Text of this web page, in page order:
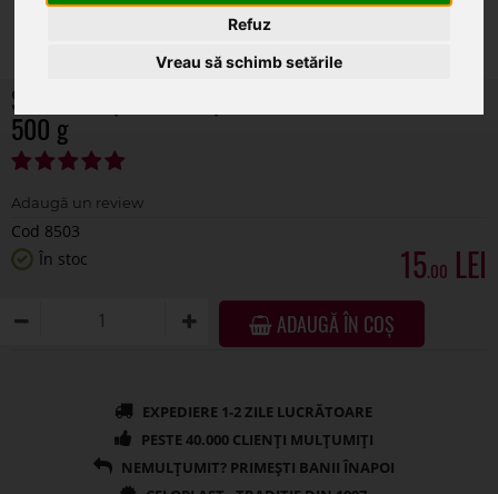
Refuz
Vreau să schimb setările
Scoarta copac natur pentru aranjamente florale
500 g
Cod 8503
În stoc
15.00
ADAUGĂ ÎN COȘ